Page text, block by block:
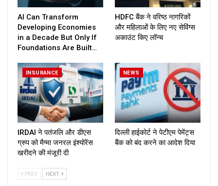
AI Can Transform
Developing Economies
in a Decade But Only If
Foundations Are Built…
HDFC बैंक ने वरिष्ठ नागरिकों
और महिलाओं के लिए नए सेविंग्स
अकाउंट किए लॉन्च
INSURANCE
IRDAI ने पतंजलि और डीएस
ग्रुप को मैग्मा जनरल इंश्योरेंस
खरीदने की मंजूरी दी
NEWS
दिल्ली हाईकोर्ट ने पेटीएम पेमेंट्स
बैंक को बंद करने का आदेश दिया
PREV NEXT